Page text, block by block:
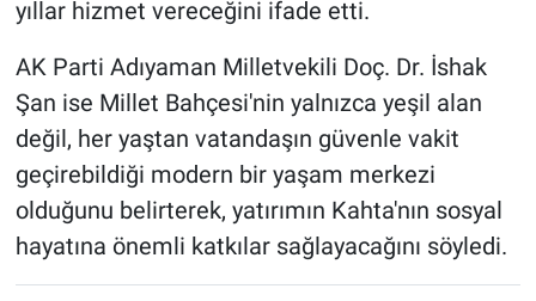
yıllar hizmet vereceğini ifade etti.
AK Parti Adıyaman Milletvekili Doç. Dr. İshak
Şan ise Millet Bahçesi'nin yalnızca yeşil alan
değil, her yaştan vatandaşın güvenle vakit
geçirebildiği modern bir yaşam merkezi
olduğunu belirterek, yatırımın Kahta'nın sosyal
hayatına önemli katkılar sağlayacağını söyledi.